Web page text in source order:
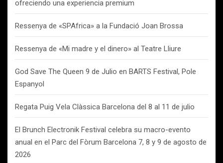
ofreciendo una experiencia premium
Ressenya de «SPAfrica» a la Fundació Joan Brossa
Ressenya de «Mi madre y el dinero» al Teatre Lliure
God Save The Queen 9 de Julio en BARTS Festival, Pole
Espanyol
Regata Puig Vela Clàssica Barcelona del 8 al 11 de julio
El Brunch Electronik Festival celebra su macro-evento
anual en el Parc del Fòrum Barcelona 7, 8 y 9 de agosto de
2026